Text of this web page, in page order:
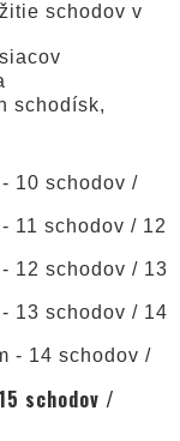
schodov v
schodísk,
10 schodov /
11 schodov / 12
12 schodov / 13
13 schodov / 14
- 14 schodov /
schodov /